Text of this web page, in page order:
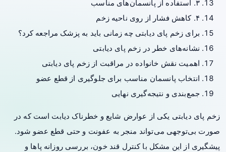
۳. استفاده از پانسمان‌های مناسب
۴. کاهش فشار از روی ناحیه زخم
برای زخم پای دیابتی چه زمانی باید به پزشک مراجعه کرد؟
نشانه‌های خطر در زخم پای دیابتی
اهمیت نقش خانواده در مراقبت از زخم پای دیابتی
انتخاب پانسمان مناسب برای جلوگیری از قطع عضو
جمع‌بندی و نتیجه‌گیری نهایی
زخم پای دیابتی یکی از عوارض شایع و خطرناک دیابت است که در
صورت بی‌توجهی می‌تواند منجر به عفونت و حتی قطع عضو شود.
پیشگیری از این مشکل با کنترل قند خون، بررسی روزانه پاها و